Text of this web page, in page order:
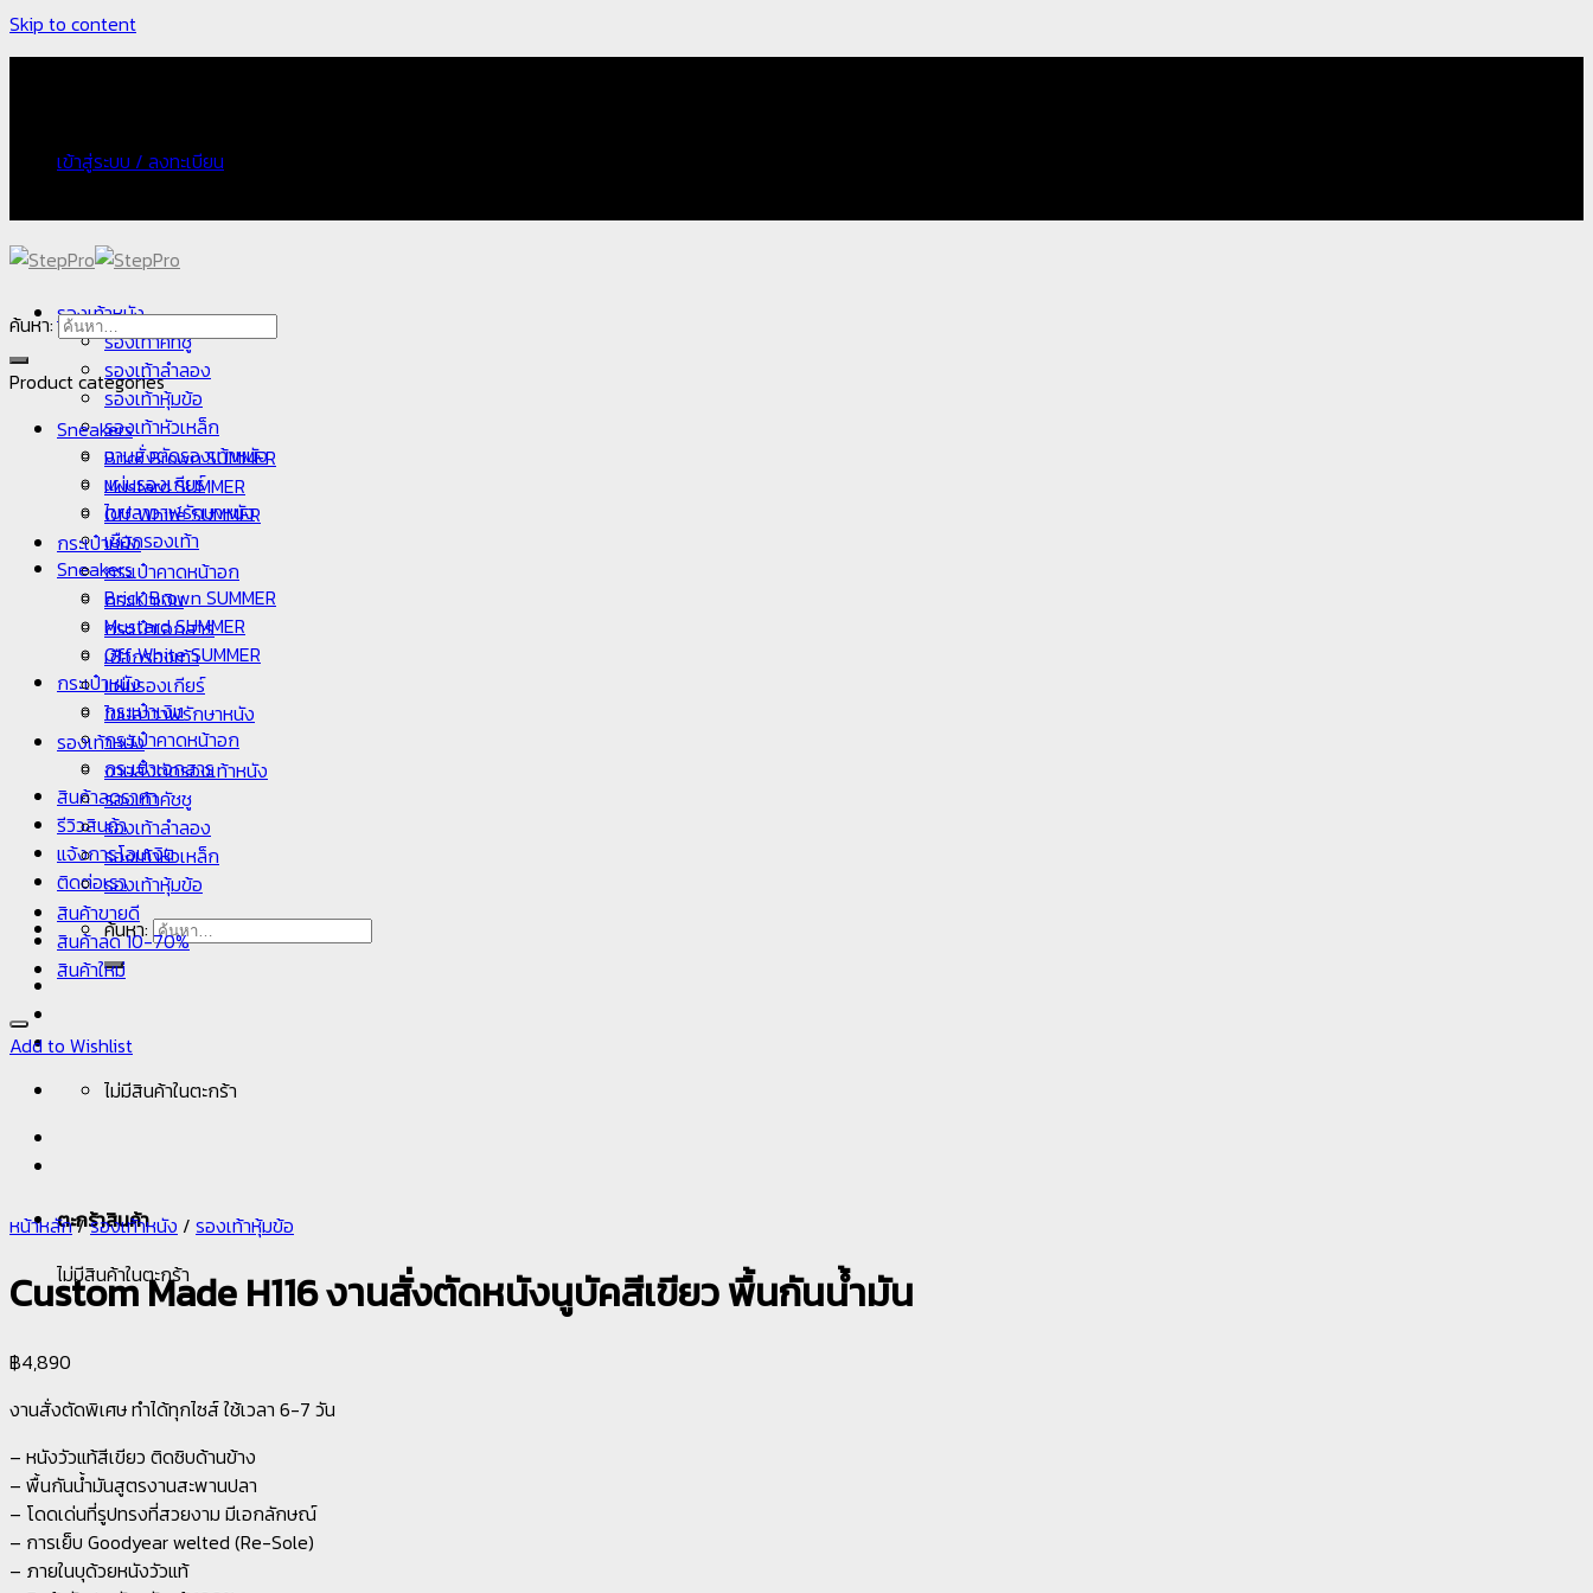
Skip to content
เข้าสู่ระบบ / ลงทะเบียน
รองเท้าหนัง
รองเท้าคัทชู
รองเท้าลำลอง
รองเท้าหุ้มข้อ
รองเท้าหัวเหล็ก
งานสั่งตัดรองเท้าหนัง
แผ่นรองเกียร์
ไขปลาวาฬรักษาหนัง
เชือกรองเท้า
Sneakers
Brick Brown SUMMER
Mustard SUMMER
Off White SUMMER
กระเป๋าหนัง
กระเป๋าเงิน
กระเป๋าคาดหน้าอก
กระเป๋าเอกสาร
สินค้าลดราคา
รีวิวสินค้า
แจ้งการโอนเงิน
ติดต่อเรา
ค้นหา:
ไม่มีสินค้าในตะกร้า
ตะกร้าสินค้า
ไม่มีสินค้าในตะกร้า
ค้นหา:
Product categories
Sneakers
Brick Brown SUMMER
Mustard SUMMER
Off White SUMMER
กระเป๋าหนัง
กระเป๋าคาดหน้าอก
กระเป๋าเงิน
กระเป๋าเอกสาร
เชือกรองเท้า
แผ่นรองเกียร์
ไขปลาวาฬรักษาหนัง
รองเท้าหนัง
งานสั่งตัดรองเท้าหนัง
รองเท้าคัชชู
รองเท้าลำลอง
รองเท้าหัวเหล็ก
รองเท้าหุ้มข้อ
สินค้าขายดี
สินค้าลด 10-70%
สินค้าใหม่
Add to Wishlist
หน้าหลัก/รองเท้าหนัง / รองเท้าหุ้มข้อ
Custom Made H116 งานสั่งตัดหนังนูบัคสีเขียว พื้นกันน้ำมัน
฿4,890
งานสั่งตัดพิเศษ ทำได้ทุกไซส์ ใช้เวลา 6-7 วัน
– หนังวัวแท้สีเขียว ติดซิบด้านข้าง
– พื้นกันน้ำมันสูตรงานสะพานปลา
– โดดเด่นที่รูปทรงที่สวยงาม มีเอกลักษณ์
– การเย็บ Goodyear welted (Re-Sole)
– ภายในบุด้วยหนังวัวแท้